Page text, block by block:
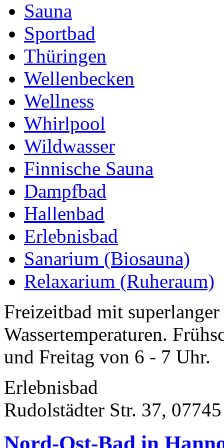
Sauna
Sportbad
Thüringen
Wellenbecken
Wellness
Whirlpool
Wildwasser
Finnische Sauna
Dampfbad
Hallenbad
Erlebnisbad
Sanarium (Biosauna)
Relaxarium (Ruheraum)
Freizeitbad mit
Wassertemperaturen.
und Freitag von 6 - 7 Uhr.
Erlebnisbad
Rudolstädter Str. 37, 07745
Nord-Ost-Bad in